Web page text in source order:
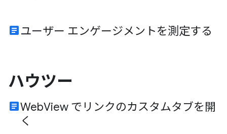
article ユーザー エンゲージメントを測定する
ハウツー
articleWebView でリンクのカスタムタブを開
く